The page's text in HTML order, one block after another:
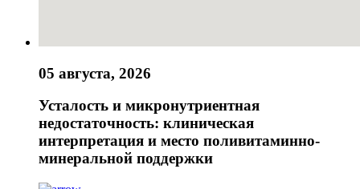
05 августа, 2026
Усталость и микронутриентная
недостаточность: клиническая
интерпретация и место поливитаминно-
минеральной поддержки